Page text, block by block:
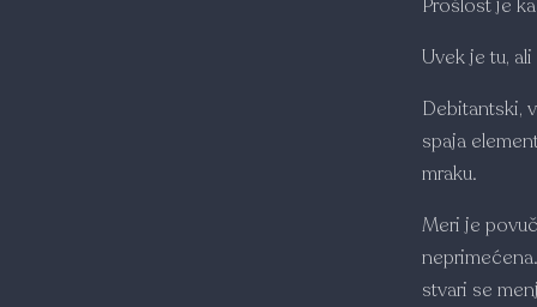
Prošlost je
Uvek je tu,
Debitantski,
spaja
mraku.
Meri je
stvari se